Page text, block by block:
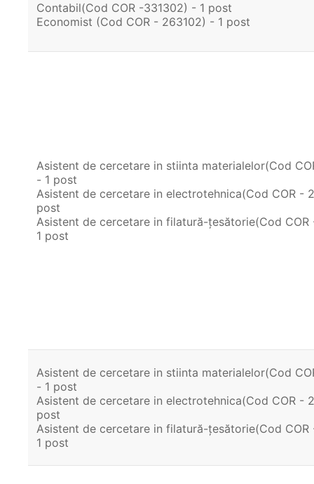
Contabil(Cod COR -331302) - 1 post
Economist (Cod COR - 263102) - 1 post
Asistent de cercetare in stiinta materialelor(Cod
- 1 post
Asistent de cercetare in electrotehnica(Cod COR -
post
Asistent de cercetare in filatură-țesătorie(Cod COR
1 post
Asistent de cercetare in stiinta materialelor(Cod
- 1 post
Asistent de cercetare in electrotehnica(Cod COR -
post
Asistent de cercetare in filatură-țesătorie(Cod COR
1 post